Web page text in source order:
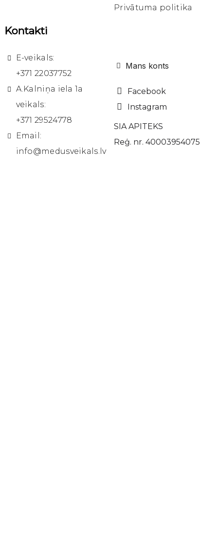
Privātuma politika
Kontakti
E-veikals:
+371 22037752
A.Kalniņa iela 1a
veikals:
+371 29524778
Email:
info@medusveikals.lv
Mans konts
Facebook
Instagram
SIA APITEKS
Reģ. nr. 40003954075